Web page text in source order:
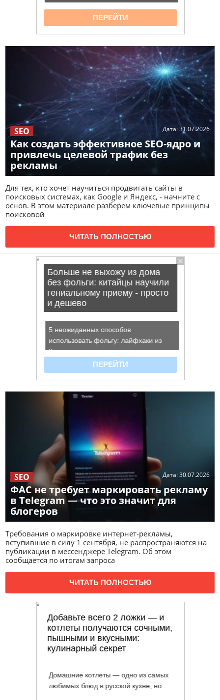
Как создать эффективное SEO-ядро и
привлечь целевой трафик без
рекламы
Дата:31.07.2026
SEO
Для тех, кто хочет научиться продвигать сайты в
поисковых системах, как Google и Яндекс, - начните с
основ. В этом материале разберем ключевые принципы
поисковой
ЧИТАТЬ ПОЛНОСТЬЮ
ФАС не требует маркировать рекламу
в Telegram — что это значит для
блогеров
Дата:30.07.2026
SEO
Требования о маркировке интернет-рекламы,
вступившие в силу 1 сентября, не распространяются на
публикации в мессенджере Telegram. Об этом
сообщается по итогам запроса
ЧИТАТЬ ПОЛНОСТЬЮ